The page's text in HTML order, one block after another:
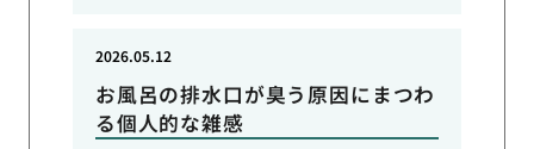
お風呂の排水口が臭う原因にまつわ
る個人的な雑感
2026.05.12